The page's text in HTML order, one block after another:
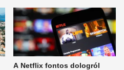
A Netflix fontos dologról